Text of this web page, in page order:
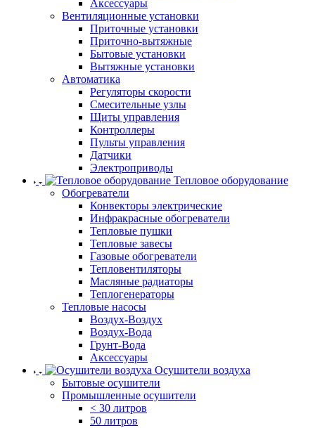
Аксессуары
Вентиляционные установки
Приточные установки
Приточно-вытяжные
Бытовые установки
Вытяжные установки
Автоматика
Регуляторы скорости
Смесительные узлы
Щиты управления
Контроллеры
Пульты управления
Датчики
Электроприводы
Тепловое оборудование
Обогреватели
Конвекторы электрические
Инфракрасные обогреватели
Тепловые пушки
Тепловые завесы
Газовые обогреватели
Тепловентиляторы
Масляные радиаторы
Теплогенераторы
Тепловые насосы
Воздух-Воздух
Воздух-Вода
Грунт-Вода
Аксессуары
Осушители воздуха
Бытовые осушители
Промышленные осушители
< 30 литров
50 литров